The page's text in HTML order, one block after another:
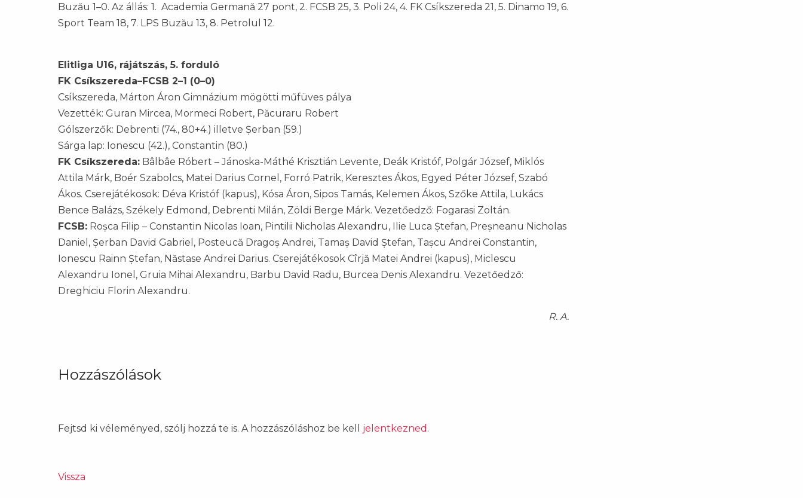
Buzău 1–0. Az állás: 1. Academia Germană 27 pont, 2. FCSB 25, 3. Poli 24, 4. FK Csíkszereda 21, 5. Dinamo 19, 6.
Sport Team 18, 7. LPS Buzău 13, 8. Petrolul 12.
Elitliga U16, rájátszás, 5. forduló
FK Csíkszereda–FCSB 2–1 (0–0)
Csíkszereda, Márton Áron Gimnázium mögötti műfüves pálya
Vezették: Guran Mircea, Mormeci Robert, Păcuraru Robert
Gólszerzők: Debrenti (74., 80+4.) illetve Șerban (59.)
Sárga lap: Ionescu (42.), Constantin (80.)
FK Csíkszereda: Bâlbâe Róbert – Jánoska-Máthé Krisztián Levente, Deák Kristóf, Polgár József, Miklós
Attila Márk, Boér Szabolcs, Matei Darius Cornel, Forró Patrik, Keresztes Ákos, Egyed Péter József, Szabó
Ákos. Cserejátékosok: Déva Kristóf (kapus), Kósa Áron, Sipos Tamás, Kelemen Ákos, Szőke Attila, Lukács
Bence Balázs, Székely Edmond, Debrenti Milán, Zöldi Berge Márk. Vezetőedző: Fogarasi Zoltán.
FCSB: Roșca Filip – Constantin Nicolas Ioan, Pintilii Nicholas Alexandru, Ilie Luca Ștefan, Preșneanu Nicholas
Daniel, Șerban David Gabriel, Posteucă Dragoș Andrei, Tamaș David Ștefan, Tașcu Andrei Constantin,
Ionescu Rainn Ștefan, Năstase Andrei Darius. Cserejátékosok Cîrjă Matei Andrei (kapus), Miclescu
Alexandru Ionel, Gruia Mihai Alexandru, Barbu David Radu, Burcea Denis Alexandru. Vezetőedző:
Dreghiciu Florin Alexandru.
R. A.
Hozzászólások
Fejtsd ki véleményed, szólj hozzá te is. A hozzászóláshoz be kell jelentkezned .
Vissza